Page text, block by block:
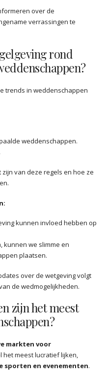
over de
verrassingen te
rond
trends in weddenschappen
weddenschappen.
van deze regels en hoe ze
kunnen invloed hebben op
kunnen we slimme en
plaatsen.
over de wetgeving volgt
de wedmogelijkheden.
zijn het meest
markten voor
het meest lucratief lijken,
sporten en evenementen.